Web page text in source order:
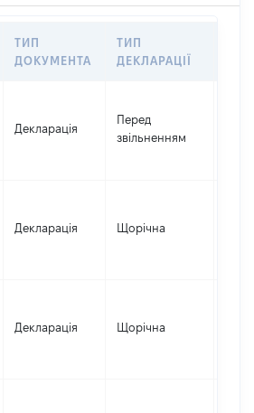
ТИП
ДОКУМЕНТА
ТИП
ДЕКЛАРАЦІЇ
Декларація
Перед
звільненням
Декларація Щорічна
Декларація Щорічна